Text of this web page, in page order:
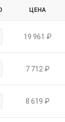
ЦЕНА
19 961 ₽
7 712 ₽
8 619 ₽